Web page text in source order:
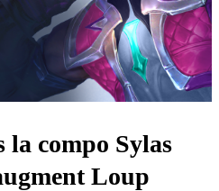
la compo Sylas
Loup